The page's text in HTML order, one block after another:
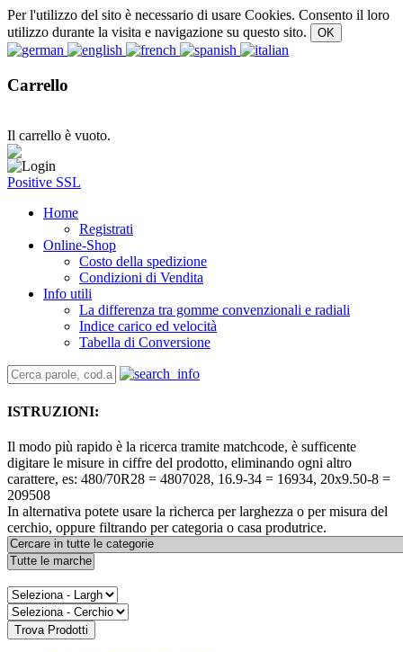
Per l'utilizzo del sito è necessario di usare Cookies. Consento il loro
utilizzo durante la visita e navigazione su questo sito.
Carrello
Il carrello è vuoto.
Positive SSL
Home
Registrati
Online-Shop
Costo della spedizione
Condizioni di Vendita
Info utili
La differenza tra gomme convenzionali e radiali
Indice carico ed velocità
Tabella di Conversione
ISTRUZIONI:
Il modo più rapido è la ricerca tramite matchcode, è sufficente
digitare le misure in ciffre del prodotto, eliminando ogni altro
carattere, es: 480/70R28 = 4807028, 16.9-34 = 16934, 20x9.50-8 =
209508
In alternativa potete usare la richerca per larghezza o per misura del
cerchio, oppure filtrando per categoria o casa produtrice.